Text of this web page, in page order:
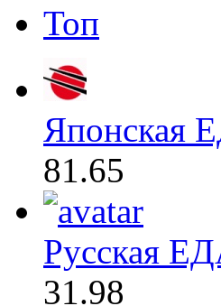
Топ
Японская
81.65
Русская
31.98